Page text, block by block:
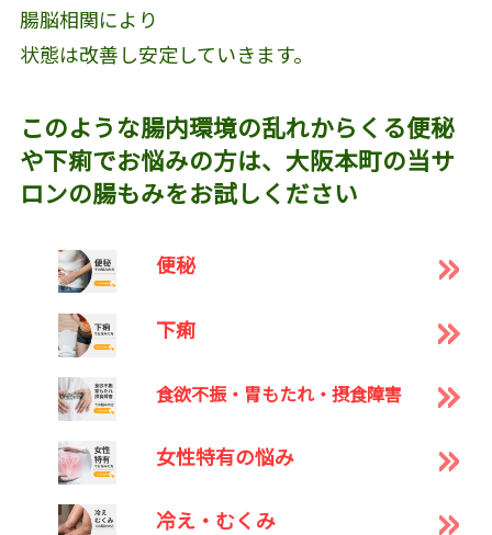
腸脳相関により
状態は改善し安定していきます。
このような腸内環境の乱れからくる便秘
や下痢でお悩みの方は、大阪本町の当サ
ロンの腸もみをお試しください
便秘
下痢
食欲不振・胃もたれ・摂食障害
女性特有の悩み
冷え・むくみ